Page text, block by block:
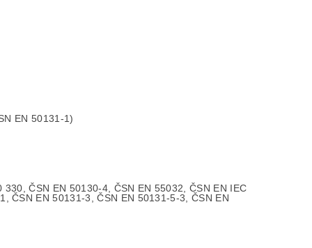
EN 50131-1)
ČSN EN 50130-4, ČSN EN 55032, ČSN EN IEC
ČSN EN 50131-3, ČSN EN 50131-5-3, ČSN EN